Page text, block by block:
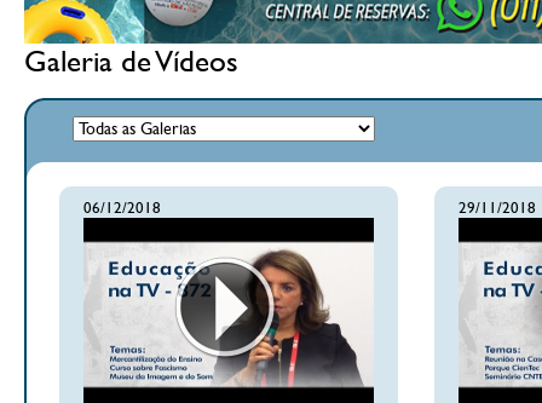
Galeria de Vídeos
06/12/2018 29/11/2018